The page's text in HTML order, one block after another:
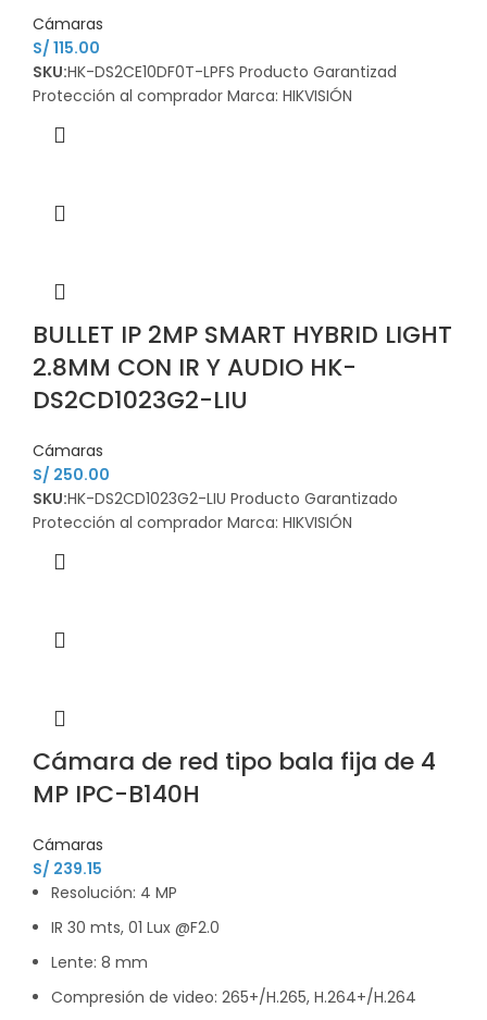
Cámaras
S/ 115.00
SKU:HK-DS2CE10DF0T-LPFS Producto Garantizad
Protección al comprador Marca: HIKVISIÓN
BULLET IP 2MP SMART HYBRID LIGHT
2.8MM CON IR Y AUDIO HK-
DS2CD1023G2-LIU
Cámaras
S/ 250.00
SKU:HK-DS2CD1023G2-LIU Producto Garantizado
Protección al comprador Marca: HIKVISIÓN
Cámara de red tipo bala fija de 4
MP IPC-B140H
Cámaras
S/ 239.15
Resolución: 4 MP
IR 30 mts, 01 Lux @F2.0
Lente: 8 mm
Compresión de video: 265+/H.265, H.264+/H.264